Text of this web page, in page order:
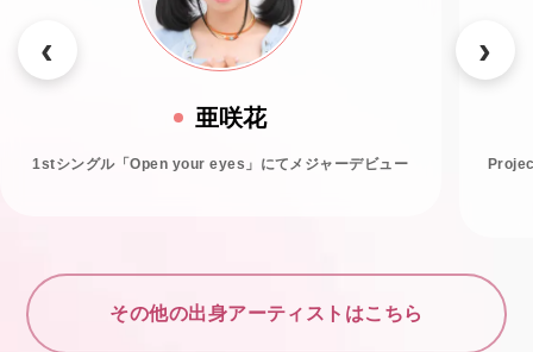
亜咲花
1stシングル「Open your eyes」にてメジャーデビュー
その他の出身アーティストはこちら